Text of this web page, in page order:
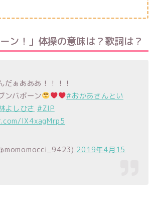
ン！」体操の意味は？歌詞は？
だぁあああ！！！！
ンバボーン
#おかあさんとい
よしひさ #ZIP
IX4xagMrp5
2019年4月15